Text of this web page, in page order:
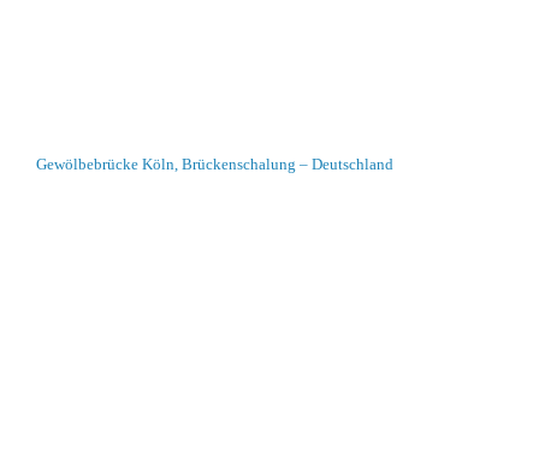
Gewölbebrücke Köln, Brückenschalung – Deutschland